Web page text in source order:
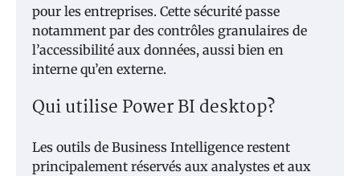
pour les entreprises. Cette sécurité passe
notamment par des contrôles granulaires de
l’accessibilité aux données, aussi bien en
interne qu’en externe.
Qui utilise Power BI desktop?
Les outils de Business Intelligence restent
principalement réservés aux analystes et aux